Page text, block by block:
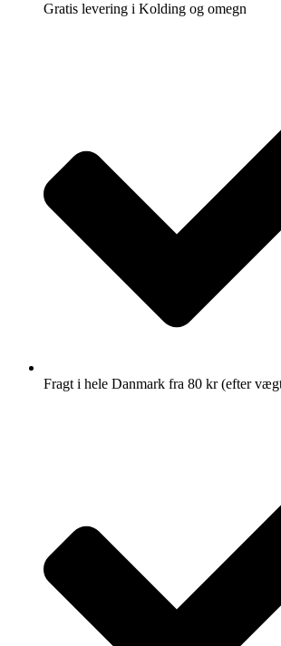
Gratis levering i Kolding og omegn
Fragt i hele Danmark fra 80 kr (efter